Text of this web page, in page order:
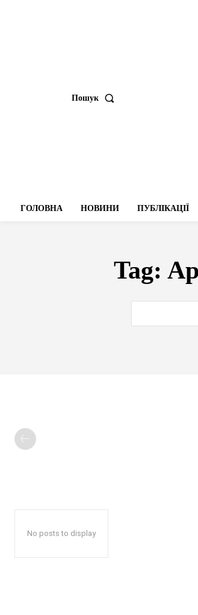
Пошук
ГОЛОВНА НОВИНИ ПУБЛІКАЦІЇ
Tag:
No posts to display